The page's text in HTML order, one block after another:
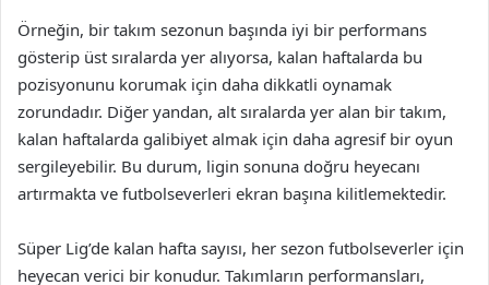
Örneğin, bir takım sezonun başında iyi bir performans
gösterip üst sıralarda yer alıyorsa, kalan haftalarda bu
pozisyonunu korumak için daha dikkatli oynamak
zorundadır. Diğer yandan, alt sıralarda yer alan bir takım,
kalan haftalarda galibiyet almak için daha agresif bir oyun
sergileyebilir. Bu durum, ligin sonuna doğru heyecanı
artırmakta ve futbolseverleri ekran başına kilitlemektedir.
Süper Lig’de kalan hafta sayısı, her sezon futbolseverler için
heyecan verici bir konudur. Takımların performansları,